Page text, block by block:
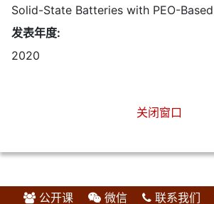
Solid-State Batteries with PEO-
发表年度:
2020
关闭窗口
公开课 微信 联系我们